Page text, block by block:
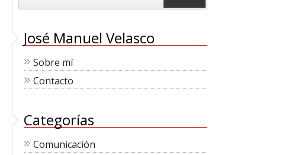
José Manuel Velasco
Sobre mí
Contacto
Categorías
Comunicación